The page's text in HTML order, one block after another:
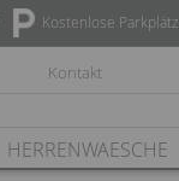
Kostenlose
Kontakt
HERRENWAESCHE